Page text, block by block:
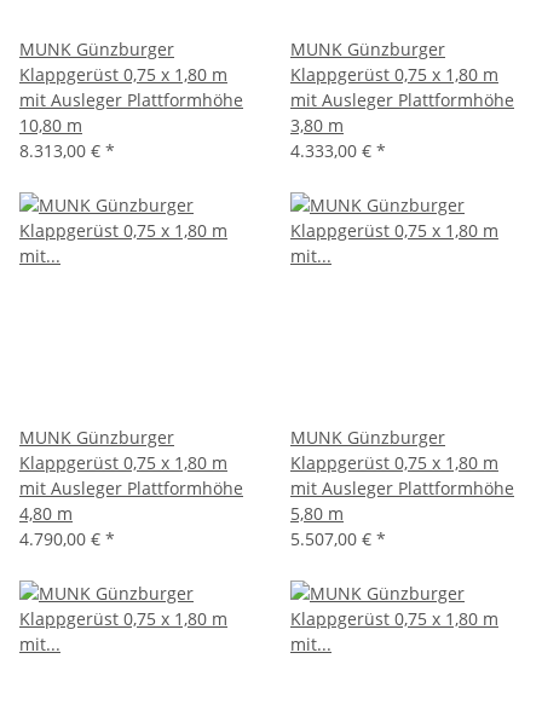
MUNK Günzburger
Klappgerüst 0,75 x 1,80 m
mit Ausleger Plattformhöhe
10,80 m
8.313,00 € *
MUNK Günzburger
Klappgerüst 0,75 x 1,80 m
mit Ausleger Plattformhöhe
3,80 m
4.333,00 € *
MUNK Günzburger
Klappgerüst 0,75 x 1,80 m
mit Ausleger Plattformhöhe
4,80 m
4.790,00 € *
MUNK Günzburger
Klappgerüst 0,75 x 1,80 m
mit Ausleger Plattformhöhe
5,80 m
5.507,00 € *